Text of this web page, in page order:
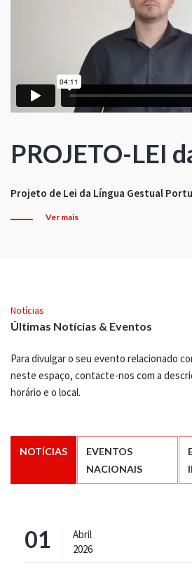
PROJETO-LEI
Projeto de Lei da Língua Gestual
Ver mais
Notícias
Últimas Notícias & Eventos
Para divulgar o seu evento relacionado
neste espaço, contacte-nos com a
horário e o local.
NOTÍCIAS
EVENTOS
NACIONAIS
01
Abril
2026